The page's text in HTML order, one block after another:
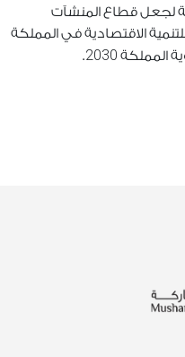
لجعل قطاع المنشآت
الاقتصادية في المملكة
المملكة 2030
.